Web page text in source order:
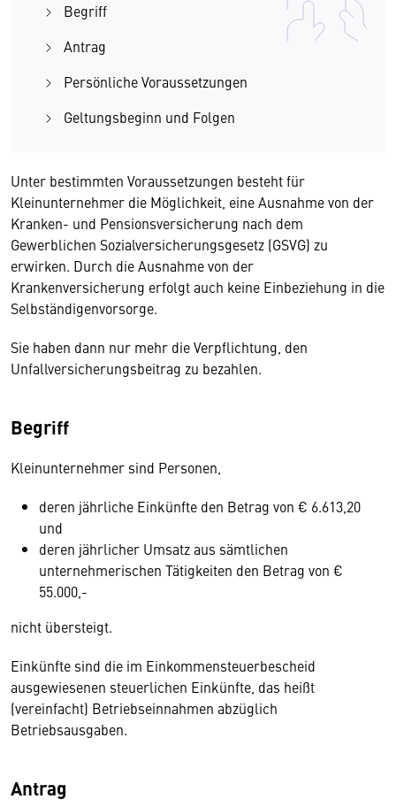
Begriff
Antrag
Persönliche Voraussetzungen
Geltungsbeginn und Folgen
Unter bestimmten Voraussetzungen besteht für
Kleinunternehmer die Möglichkeit, eine Ausnahme von der
Kranken- und Pensionsversicherung nach dem
Gewerblichen Sozialversicherungsgesetz (GSVG) zu
erwirken. Durch die Ausnahme von der
Krankenversicherung erfolgt auch keine Einbeziehung in die
Selbständigenvorsorge.
Sie haben dann nur mehr die Verpflichtung, den
Unfallversicherungsbeitrag zu bezahlen.
Begriff
Kleinunternehmer sind Personen,
deren jährliche Einkünfte den Betrag von € 6.613,20
und
deren jährlicher Umsatz aus sämtlichen
unternehmerischen Tätigkeiten den Betrag von €
55.000,-
nicht übersteigt.
Einkünfte sind die im Einkommensteuerbescheid
ausgewiesenen steuerlichen Einkünfte, das heißt
(vereinfacht) Betriebseinnahmen abzüglich
Betriebsausgaben.
Antrag